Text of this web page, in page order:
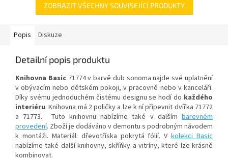
ZOBRAZIT VŠECHNY SOUVISEJÍCÍ PRODUKTY
Popis Diskuze
Detailní popis produktu
Knihovna Basic71774 v barvě dub sonoma najde své uplatnění
v obývacím nebo dětském pokoji, v pracovně nebo v kanceláři.
Díky svému jednoduchém čistému designu se hodí do každého
interiéru. Knihovna má 2 poličky a lze k ní připevnit dvířka 71772
a 71773. Tuto knihovnu nabízíme také v dalším barevném
provedení. Zboží je dodáváno v demontu s podrobným návodem
k montáži. Materiál: dřevotříska pokrytá fólií. Vkolekci Basic
nabízíme také další knihovny, skříňky a vitríny, které lze krásně
kombinovat.